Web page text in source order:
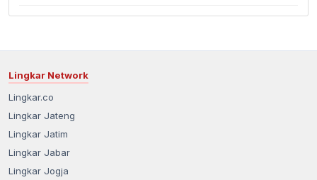
Lingkar Network
Lingkar.co
Lingkar Jateng
Lingkar Jatim
Lingkar Jabar
Lingkar Jogja